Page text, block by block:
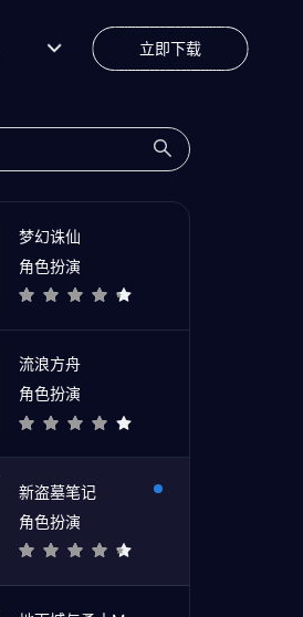
立即下载
梦幻诛仙
角色扮演
流浪方舟
角色扮演
新盗墓笔记
角色扮演